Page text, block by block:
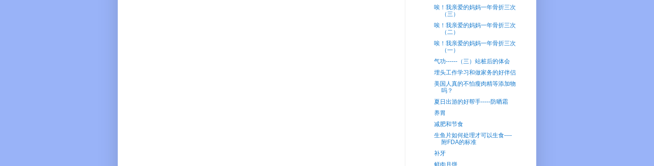
唉！我亲爱的妈妈一年骨折三次
（三）
唉！我亲爱的妈妈一年骨折三次
（二）
唉！我亲爱的妈妈一年骨折三次
（一）
气功------（三）站桩后的体会
埋头工作学习和做家务的好伴侣
美国人真的不怕瘦肉精等添加物
吗？
夏日出游的好帮手-----防晒霜
养胃
减肥和节食
生鱼片如何处理才可以生食----
附FDA的标准
补牙
鲜肉月饼